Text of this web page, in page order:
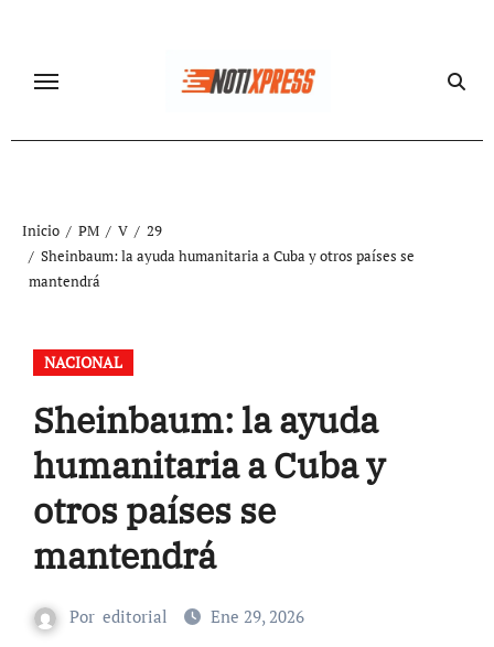
contenido
Inicio PM V
29
Sheinbaum: la ayuda humanitaria a Cuba y otros países se
mantendrá
NACIONAL
Sheinbaum: la ayuda
humanitaria a Cuba y
otros países se
mantendrá
Por editorial Ene 29, 2026